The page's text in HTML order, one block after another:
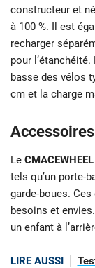
constructeur et
à 100 %. Il est
recharger
pour
basse des vélos
cm et la charge
Le
tels qu’un porte-
garde-boues.
besoins et
un enfant à
LIRE AUSSI